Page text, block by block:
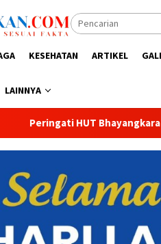
KESEHATAN ARTIKEL
LAINNYA
Aditya Fajar Octama Apresiasi